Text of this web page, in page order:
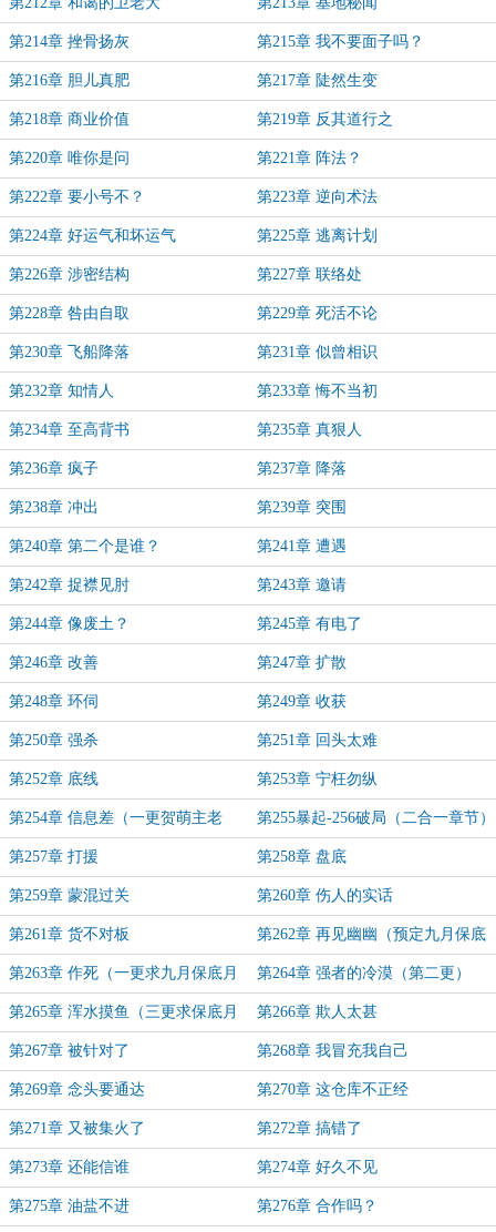
第214章 挫骨扬灰 第215章 我不要面子吗？
第216章 胆儿真肥 第217章 陡然生变
第218章 商业价值 第219章 反其道行之
第220章 唯你是问 第221章 阵法？
第222章 要小号不？ 第223章 逆向术法
第224章 好运气和坏运气 第225章 逃离计划
第226章 涉密结构 第227章 联络处
第228章 咎由自取 第229章 死活不论
第230章 飞船降落 第231章 似曾相识
第232章 知情人 第233章 悔不当初
第234章 至高背书 第235章 真狠人
第236章 疯子 第237章 降落
第238章 冲出 第239章 突围
第240章 第二个是谁？ 第241章 遭遇
第242章 捉襟见肘 第243章 邀请
第244章 像废土？ 第245章 有电了
第246章 改善 第247章 扩散
第248章 环伺 第249章 收获
第250章 强杀 第251章 回头太难
第252章 底线 第253章 宁枉勿纵
第254章 信息差（一更贺萌主老
穆）
第255暴起-256破局（二合一章节）
第257章 打援 第258章 盘底
第259章 蒙混过关 第260章 伤人的实话
第261章 货不对板 第262章 再见幽幽（预定九月保底
月票）
第263章 作死（一更求九月保底月
票）
第264章 强者的冷漠（第二更）
第265章 浑水摸鱼（三更求保底月
票）
第266章 欺人太甚
第267章 被针对了 第268章 我冒充我自己
第269章 念头要通达 第270章 这仓库不正经
第271章 又被集火了 第272章 搞错了
第273章 还能信谁 第274章 好久不见
第275章 油盐不进 第276章 合作吗？